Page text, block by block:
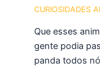
CURIOSIDADES
Que esses
gente podia
panda todos